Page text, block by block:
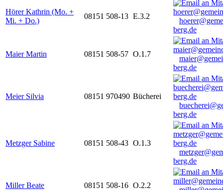
Hörer Kathrin (Mo. +
Mi. + Do.)
08151 508-13 E.3.2
berg.de
Maier Martin 08151 508-57 O.1.7
berg.de
Meier Silvia 08151 970490 Bücherei
berg.de
Metzger Sabine 08151 508-43 O.1.3
berg.de
Miller Beate 08151 508-16 O.2.2